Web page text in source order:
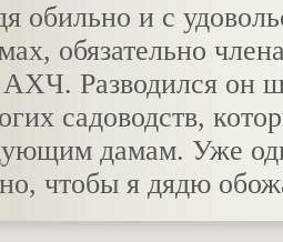
обильно и с
обязательно
Разводился он
садоводств,
дамам. Уже
чтобы я дядю